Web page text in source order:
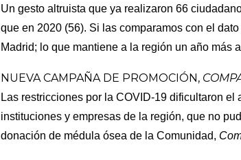
Un gesto altruista que ya realizaron 66
que en 2020 (56). Si las comparamos con el
Madrid; lo que mantiene a la región un año más
NUEVA CAMPAÑA DE PROMOCIÓN,
Las restricciones por la COVID-19 dificultaron
instituciones y empresas de la región, que no
donación de médula ósea de la Comunidad,